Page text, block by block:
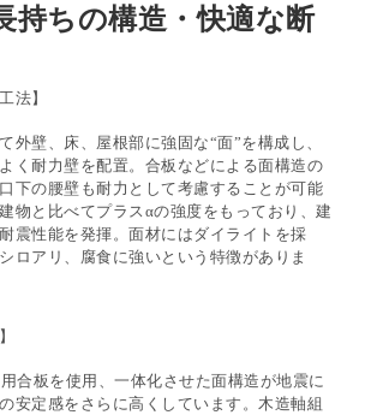
持ちの構造・快適な断
法】
外壁、床、屋根部に強固な“面”を構成し、
く耐力壁を配置。合板などによる面構造の
下の腰壁も耐力として考慮すること が可能
物と比べてプラスαの強度をもっており、建
震性能を発揮。面材にはダイライトを採
ロアリ、腐食に強いという特徴がありま
】
合板を使用、一体化させた面構造が地震に
安定感をさらに高くしています。木造軸組